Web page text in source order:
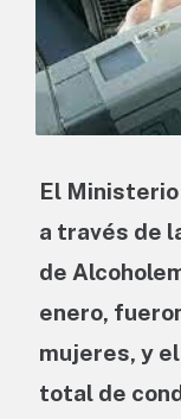
El
a través de
de
enero,
mujeres, y
total de